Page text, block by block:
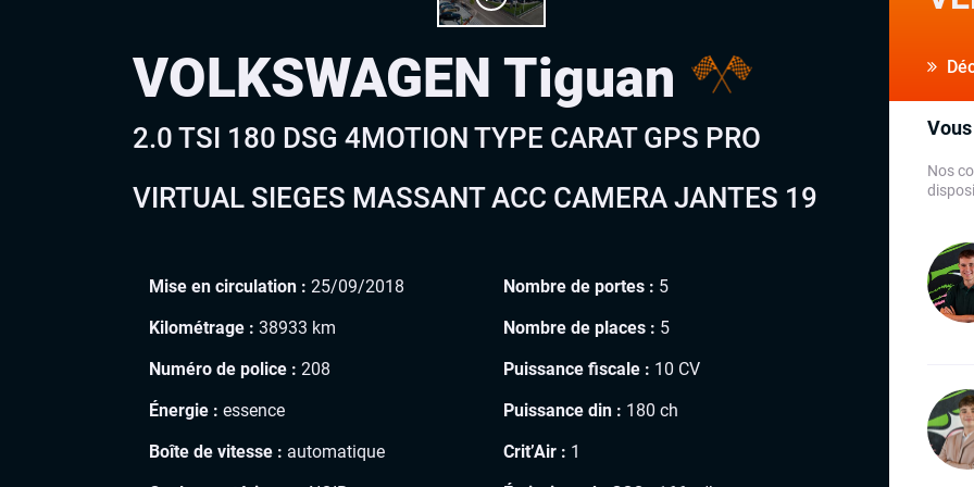
VOLKSWAGEN Tiguan
2.0 TSI 180 DSG 4MOTION TYPE CARAT GPS PRO
VIRTUAL SIEGES MASSANT ACC CAMERA JANTES 19
Mise en circulation : 25/09/2018
Kilométrage : 38933 km
Numéro de police : 208
Énergie : essence
Boîte de vitesse : automatique
Nombre de portes : 5
Nombre de places : 5
Puissance fiscale : 10 CV
Puissance din : 180 ch
Crit’Air : 1
Nos